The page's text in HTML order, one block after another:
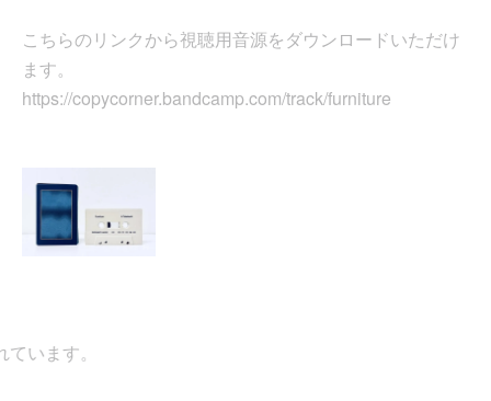
こちらのリンクから視聴用音源をダウンロードいただけ
ます。
https://copycorner.bandcamp.com/track/furniture
います。